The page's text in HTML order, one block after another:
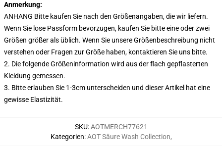
Anmerkung:
ANHANG Bitte kaufen Sie nach den Größenangaben, die wir liefern.
Wenn Sie lose Passform bevorzugen, kaufen Sie bitte eine oder zwei
Größen größer als üblich. Wenn Sie unsere Größenbeschreibung nicht
verstehen oder Fragen zur Größe haben, kontaktieren Sie uns bitte.
2. Die folgende Größeninformation wird aus der flach gepflasterten
Kleidung gemessen.
3. Bitte erlauben Sie 1-3cm unterscheiden und dieser Artikel hat eine
gewisse Elastizität.
SKU:AOTMERCH77621
Kategorien:AOT Säure Wash Collection,